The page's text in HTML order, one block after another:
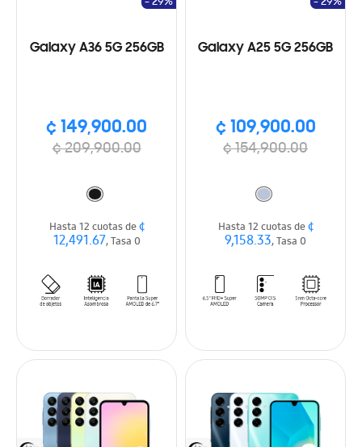
Galaxy A36 5G 256GB
¢ 149,900.00
¢ 209,900.00
Hasta 12 cuotas de¢
12,491.67, Tasa 0
Galaxy A25 5G 256GB
¢ 109,900.00
¢ 154,900.00
Hasta 12 cuotas de¢
9,158.33, Tasa 0